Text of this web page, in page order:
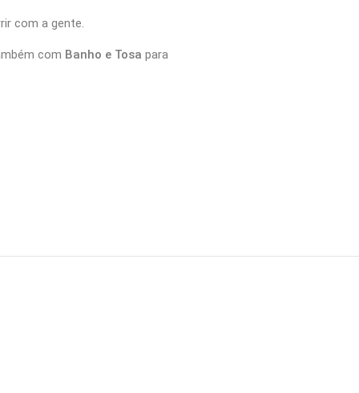
com a gente.
com Banho e Tosa para